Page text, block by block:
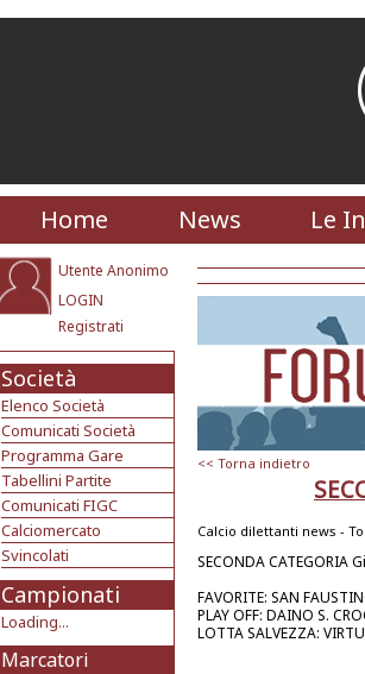
Home News Le
Utente Anonimo
LOGIN
Registrati
Società
Elenco Società
Comunicati Società
Programma Gare
Tabellini Partite
Comunicati FIGC
Calciomercato
Svincolati
Campionati
Loading...
Marcatori
<< Torna indietro
Calcio dilettanti news -
SECONDA CATEGORIA
FAVORITE: SAN
PLAY OFF: DAINO S.
LOTTA SALVEZZA: